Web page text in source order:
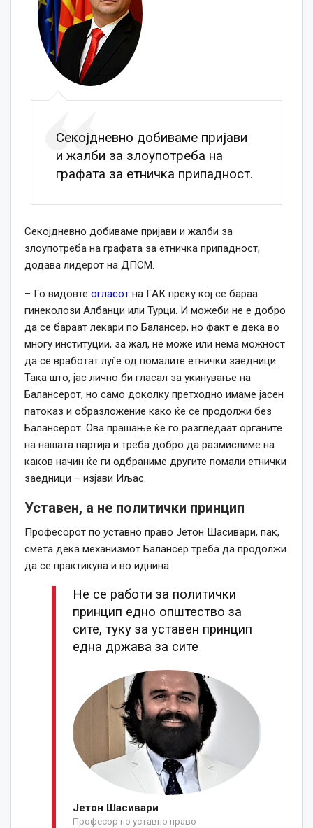
Секојдневно добиваме пријави
и жалби за злоупотреба на
графата за етничка припадност.
Секојдневно добиваме пријави и жалби за
злоупотреба на графата за етничка припадност,
додава лидерот на ДПСМ.
– Го видовте огласот на ГАК преку кој се бараа
гинеколози Албанци или Турци. И можеби не е добро
да се бараат лекари по Балансер, но факт е дека во
многу институции, за жал, не може или нема можност
да се вработат луѓе од помалите етнички заедници.
Така што, јас лично би гласал за укинување на
Балансерот, но само доколку претходно имаме јасен
патоказ и образложение како ќе се продолжи без
Балансерот. Ова прашање ќе го разгледаат органите
на нашата партија и треба добро да размислиме на
каков начин ќе ги одбраниме другите помали етнички
заедници – изјави Иљас.
Уставен, а не политички принцип
Професорот по уставно право Јетон Шасивари, пак,
смета дека механизмот Балансер треба да продолжи
да се практикува и во иднина.
Не се работи за политички
принцип едно општество за
сите, туку за уставен принцип
една држава за сите
Јетон Шасивари
Професор по уставно право